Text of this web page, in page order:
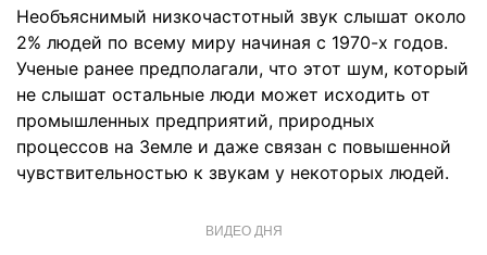
Необъяснимый низкочастотный звук слышат около
2% людей по всему миру начиная с 1970-х годов.
Ученые ранее предполагали, что этот шум, который
не слышат остальные люди может исходить от
промышленных предприятий, природных
процессов на Земле и даже связан с повышенной
чувствительностью к звукам у некоторых людей.
ВИДЕО ДНЯ